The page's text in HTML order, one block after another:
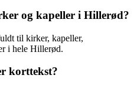
og kapeller i Hillerød?
til kirker, kapeller,
i hele Hillerød.
korttekst?